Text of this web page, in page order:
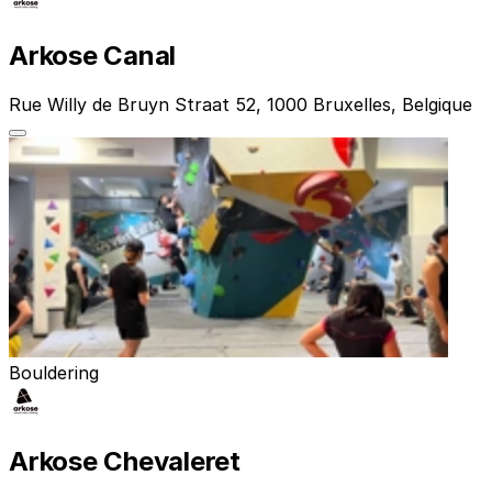
Arkose Canal
Rue Willy de Bruyn Straat 52, 1000 Bruxelles, Belgique
Bouldering
Arkose Chevaleret